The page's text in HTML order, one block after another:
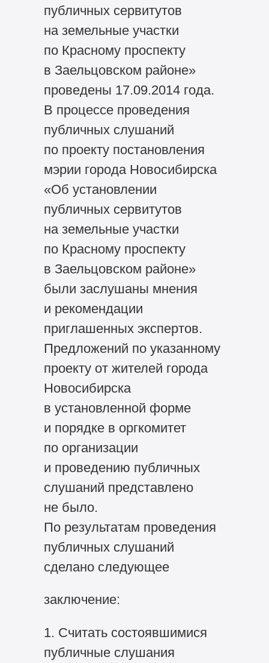
публичных сервитутов
на земельные участки
по Красному проспекту
в Заельцовском районе»
проведены 17.09.2014 года.
В процессе проведения
публичных слушаний
по проекту постановления
мэрии города Новосибирска
«Об установлении
публичных сервитутов
на земельные участки
по Красному проспекту
в Заельцовском районе»
были заслушаны мнения
и рекомендации
приглашенных экспертов.
Предложений по указанному
проекту от жителей города
Новосибирска
в установленной форме
и порядке в оргкомитет
по организации
и проведению публичных
слушаний представлено
не было.
По результатам проведения
публичных слушаний
сделано следующее
заключение:
1. Считать состоявшимися
публичные слушания